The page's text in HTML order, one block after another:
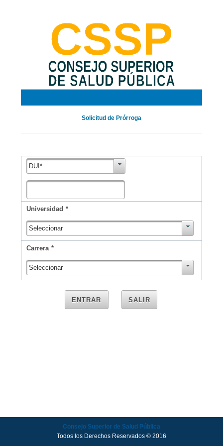
Solicitud de Prórroga
DUI*
Universidad *
Seleccionar
Carrera *
Seleccionar
ENTRAR SALIR
Consejo Superior de Salud Pública
Todos los Derechos Reservados © 2016